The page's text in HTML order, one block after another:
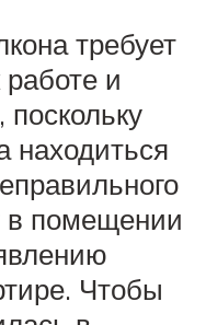
требует
работе и
поскольку
находиться
в помещении
Чтобы